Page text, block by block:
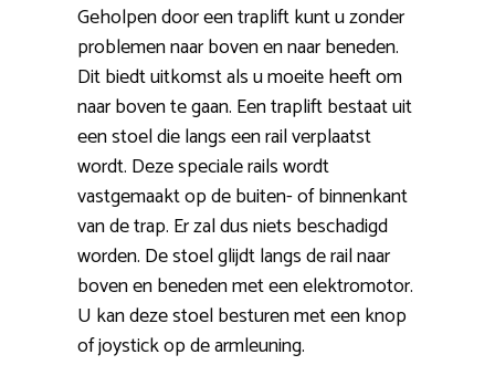
Geholpen door een traplift kunt u zonder
problemen naar boven en naar beneden.
Dit biedt uitkomst als u moeite heeft om
naar boven te gaan. Een traplift bestaat uit
een stoel die langs een rail verplaatst
wordt. Deze speciale rails wordt
vastgemaakt op de buiten- of binnenkant
van de trap. Er zal dus niets beschadigd
worden. De stoel glijdt langs de rail naar
boven en beneden met een elektromotor.
U kan deze stoel besturen met een knop
of joystick op de armleuning.